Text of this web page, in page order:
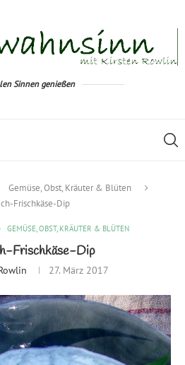
Sinnen genießen
Gemüse, Obst, Kräuter & Blüten
Frischkäse-Dip
GEMÜSE, OBST, KRÄUTER & BLÜTEN
Frischkäse-Dip
27. März 2017